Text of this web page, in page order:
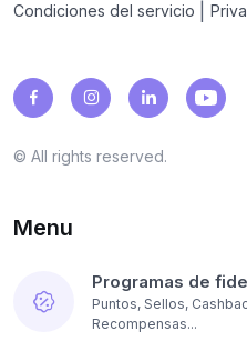
Condiciones del servicio
© All rights reserved.
Menu
Programas de
Puntos, Sellos,
Recompensas...